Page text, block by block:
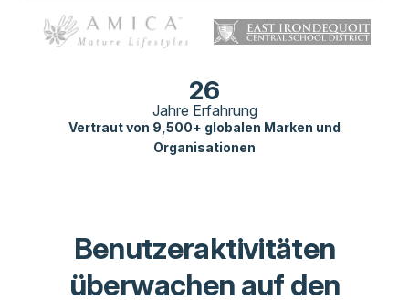
26
Jahre Erfahrung
Vertraut von 9,500+ globalen Marken und
Organisationen
Benutzeraktivitäten
überwachen auf den